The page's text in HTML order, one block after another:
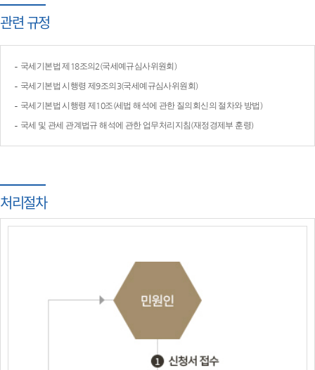
관련 규정
국세기본법 제18조의2(국세예규심사위원회)
국세기본법 시행령 제9조의3(국세예규심사위원회)
국세기본법 시행령 제10조(세법 해석에 관한 질의회신의 절차와 방법)
국세 및 관세 관계법규 해석에 관한 업무처리지침(재정경제부 훈령)
처리절차